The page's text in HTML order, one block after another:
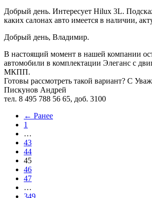
Добрый день. Интересует Hilux 3L.
каких салонах авто имеется в наличии,
Добрый день, Владимир.
В настоящий момент в нашей компании
автомобили в комплектации Элеганс с
МКПП.
Готовы рассмотреть такой вариант? С
Пискунов Андрей
тел. 8 495 788 56 65, доб. 3100
← Ранее
1
…
43
44
45
46
47
…
349